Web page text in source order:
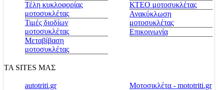
Τέλη κυκλοφορίας
μοτοσυκλέτας
Τιμές διοδίων
μοτοσυκλέτας
Μεταβίβαση
μοτοσυκλέτας
ΚΤΕΟ μοτοσυκλέτας
Ανακύκλωση
μοτοσυκλέτας
Επικοινωνία
ΤΑ SITES ΜΑΣ
autotriti.gr
Μοτοσικλέτα - mototriti.gr